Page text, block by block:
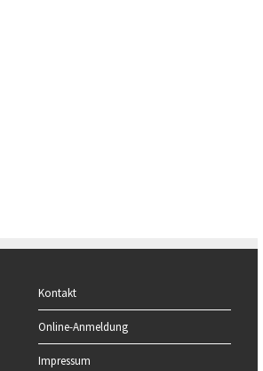
Kontakt
Online-Anmeldung
Impressum